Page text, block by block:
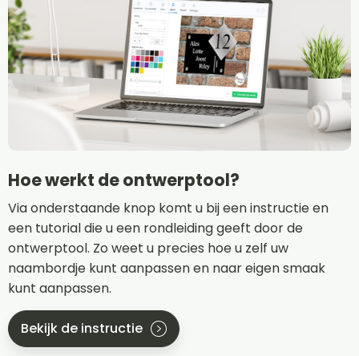
Hoe werkt de ontwerptool?
Via onderstaande knop komt u bij een instructie en
een tutorial die u een rondleiding geeft door de
ontwerptool. Zo weet u precies hoe u zelf uw
naambordje kunt aanpassen en naar eigen smaak
kunt aanpassen.
Bekijk de instructie